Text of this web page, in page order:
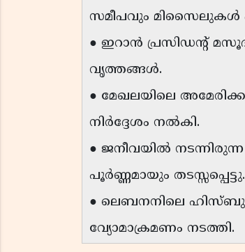
സമീപവും മിസൈലുകൾ
● ഇറാൻ പ്രസിഡന്റ്
വൃത്തങ്ങൾ.
● മേഖലയിലെ
നിർദ്ദേശം നൽകി.
● ജനീവയിൽ
പൂർണ്ണമായും തടസ്സപ്പെട്ടു.
● ലെബനനിലെ
വ്യോമാക്രമണം നടത്തി.